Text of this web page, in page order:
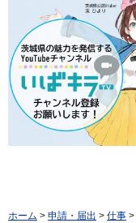
ホーム > 申請・届出 > 仕事 >